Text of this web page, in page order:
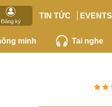
Đăng ký
TIN TỨC EVENTS
minh Tai nghe